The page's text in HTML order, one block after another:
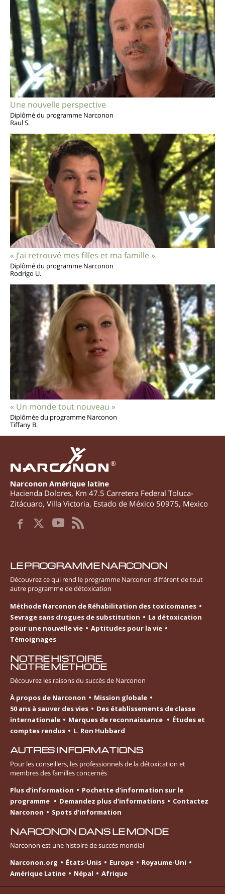
Une nouvelle perspective
Diplômé du programme Narconon
Raul S.
« J’ai retrouvé mes filles et ma famille »
Diplômé du programme Narconon
Rodrigo U.
« Un monde tout nouveau »
Diplômée du programme Narconon
Tiffany B.
®
Narconon Amérique latine
Hacienda Dolores, Km 47.5 Carretera Federal Toluca-
Zitácuaro, Villa Victoria, Estado de México 50975, Mexico
LE PROGRAMME NARCONON
Découvrez ce qui rend le programme Narconon différent de tout
autre programme de détoxication
Méthode Narconon de Réhabilitation des toxicomanes
Sevrage sans drogues de substitution
La détoxication
pour une nouvelle vie
Aptitudes pour la vie
Témoignages
NOTRE HISTOIRE.
NOTRE MÉTHODE
Découvrez les raisons du succès de Narconon
À propos de Narconon
Mission globale
50 ans à sauver des vies
Des établissements de classe
internationale
Marques de reconnaissance
Études et
comptes rendus
L. Ron Hubbard
AUTRES INFORMATIONS
Pour les conseillers, les professionnels de la détoxication et
membres des familles concernés
Plus d’information
Pochette d’information sur le
programme
Demandez plus d’informations
Contactez
Narconon
Spots d’information
NARCONON DANS LE MONDE
Narconon est une histoire de succès mondial
Narconon.org
États-Unis Europe
Royaume-Uni
Amérique Latine
Népal Afrique